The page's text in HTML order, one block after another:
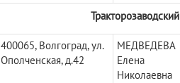
400065, Волгоград, ул.
Ополченская, д.42
МЕДВЕДЕВА
Елена
Николаевна